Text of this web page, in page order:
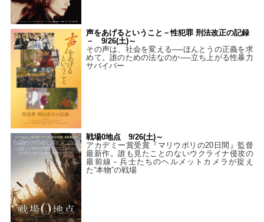
声をあげるということ－性犯罪 刑法改正の記録
－ 9/26(土)～
その声は、社会を変える──ほんとうの正義を求
めて。誰のための法なのか──立ち上がる性暴力
サバイバー
戦場0地点 9/26(土)～
アカデミー賞受賞『マリウポリの20日間』監督
最新作。誰も見たことのないウクライナ侵攻の
最前線－兵士たちのヘルメットカメラが捉え
た“本物”の戦場